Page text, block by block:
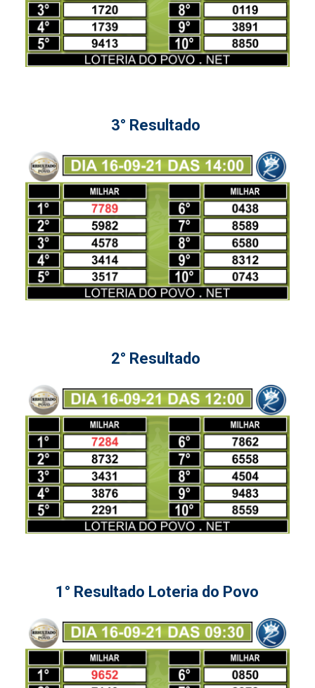
3° Resultado
2° Resultado
1° Resultado Loteria do Povo